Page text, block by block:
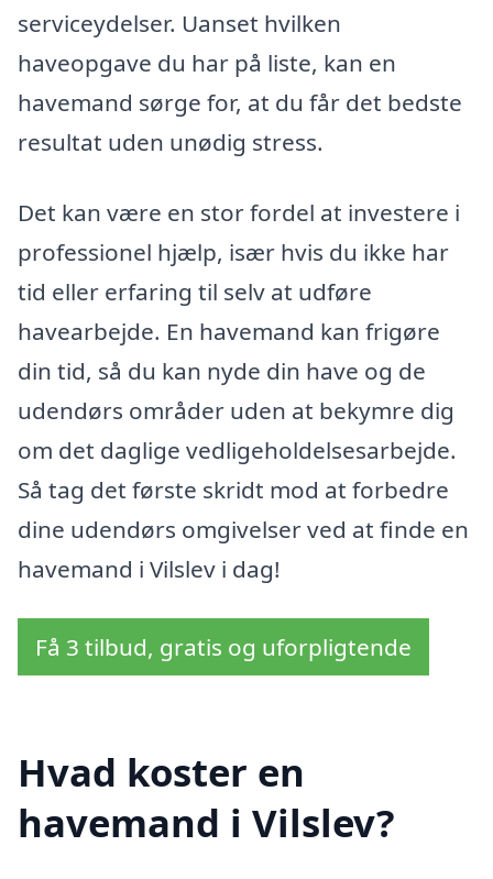
serviceydelser. Uanset hvilken
haveopgave du har på liste, kan en
havemand sørge for, at du får det bedste
resultat uden unødig stress.
Det kan være en stor fordel at investere i
professionel hjælp, især hvis du ikke har
tid eller erfaring til selv at udføre
havearbejde. En havemand kan frigøre
din tid, så du kan nyde din have og de
udendørs områder uden at bekymre dig
om det daglige vedligeholdelsesarbejde.
Så tag det første skridt mod at forbedre
dine udendørs omgivelser ved at finde en
havemand i Vilslev i dag!
Få 3 tilbud, gratis og uforpligtende
Hvad koster en
havemand i Vilslev?